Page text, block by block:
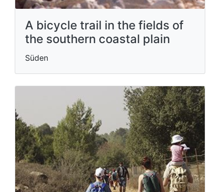
A bicycle trail in the fields of
the southern coastal plain
Süden